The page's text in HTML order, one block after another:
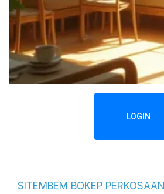
LOGIN
SITEMBEM BOKEP PERKOSAAN